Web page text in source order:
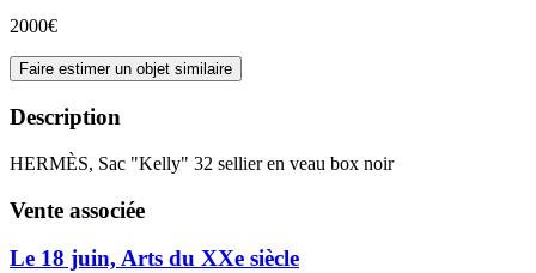
2000€
Faire estimer un objet similaire
Description
HERMÈS, Sac "Kelly" 32 sellier en veau box noir
Vente associée
Le 18 juin, Arts du XXe siècle